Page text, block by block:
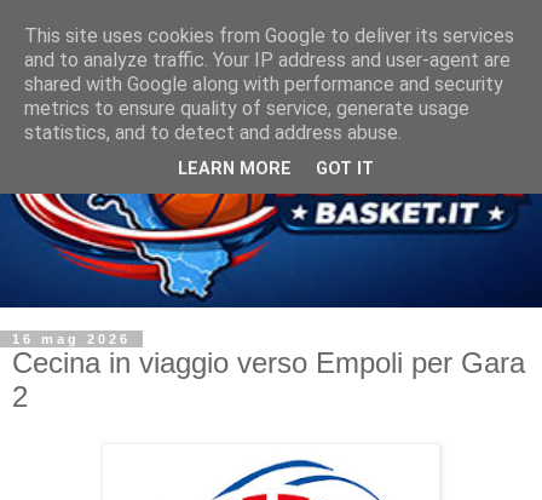
16 mag 2026
Cecina in viaggio verso Empoli per Gara
2
This site uses cookies from Google to deliver its services
and to analyze traffic. Your IP address and user-agent are
shared with Google along with performance and security
metrics to ensure quality of service, generate usage
statistics, and to detect and address abuse.
LEARN MORE GOT IT